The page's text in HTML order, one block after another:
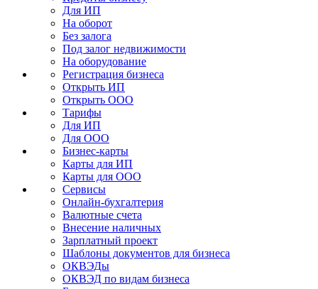
Для ИП
На оборот
Без залога
Под залог недвижимости
На оборудование
Регистрация бизнеса
Открыть ИП
Открыть ООО
Тарифы
Для ИП
Для ООО
Бизнес-карты
Карты для ИП
Карты для ООО
Сервисы
Онлайн-бухгалтерия
Валютные счета
Внесение наличных
Зарплатный проект
Шаблоны документов для бизнеса
ОКВЭДы
ОКВЭД по видам бизнеса